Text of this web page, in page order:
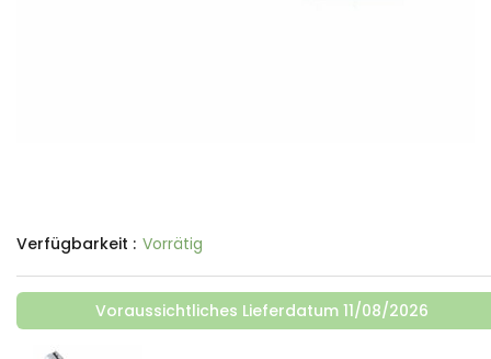
Verfügbarkeit : Vorrätig
Voraussichtliches Lieferdatum 11/08/2026